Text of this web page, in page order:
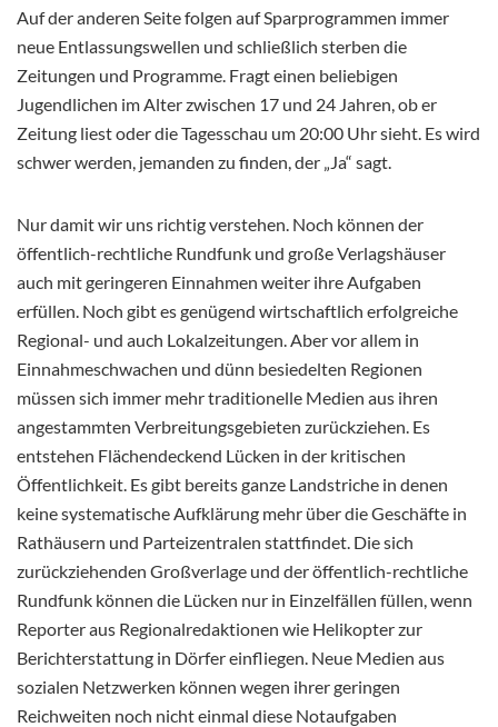
Auf der anderen Seite folgen auf Sparprogrammen immer
neue Entlassungswellen und schließlich sterben die
Zeitungen und Programme. Fragt einen beliebigen
Jugendlichen im Alter zwischen 17 und 24 Jahren, ob er
Zeitung liest oder die Tagesschau um 20:00 Uhr sieht. Es wird
schwer werden, jemanden zu finden, der „Ja“ sagt.
Nur damit wir uns richtig verstehen. Noch können der
öffentlich-rechtliche Rundfunk und große Verlagshäuser
auch mit geringeren Einnahmen weiter ihre Aufgaben
erfüllen. Noch gibt es genügend wirtschaftlich erfolgreiche
Regional- und auch Lokalzeitungen. Aber vor allem in
Einnahmeschwachen und dünn besiedelten Regionen
müssen sich immer mehr traditionelle Medien aus ihren
angestammten Verbreitungsgebieten zurückziehen. Es
entstehen Flächendeckend Lücken in der kritischen
Öffentlichkeit. Es gibt bereits ganze Landstriche in denen
keine systematische Aufklärung mehr über die Geschäfte in
Rathäusern und Parteizentralen stattfindet. Die sich
zurückziehenden Großverlage und der öffentlich-rechtliche
Rundfunk können die Lücken nur in Einzelfällen füllen, wenn
Reporter aus Regionalredaktionen wie Helikopter zur
Berichterstattung in Dörfer einfliegen. Neue Medien aus
sozialen Netzwerken können wegen ihrer geringen
Reichweiten noch nicht einmal diese Notaufgaben